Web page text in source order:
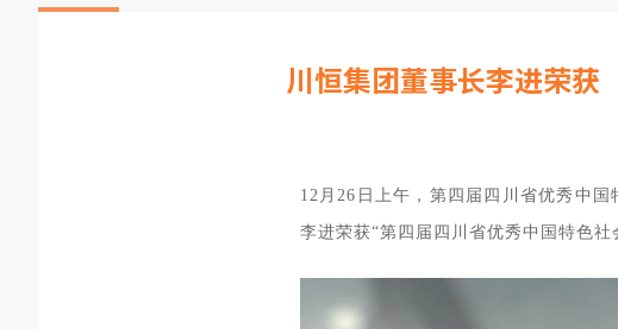
川恒集团董事长李进荣
12月26日上午，第四届四川省优秀中
李进荣获“第四届四川省优秀中国特色社